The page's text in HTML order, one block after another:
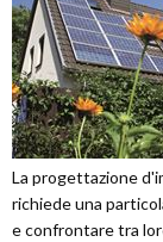
La progettazione
richiede una
e confrontare tra